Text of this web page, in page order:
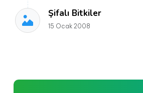
Şifalı Bitkiler
15 Ocak 2008